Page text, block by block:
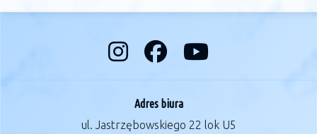
Adres biura
ul. Jastrzębowskiego 22 lok U5